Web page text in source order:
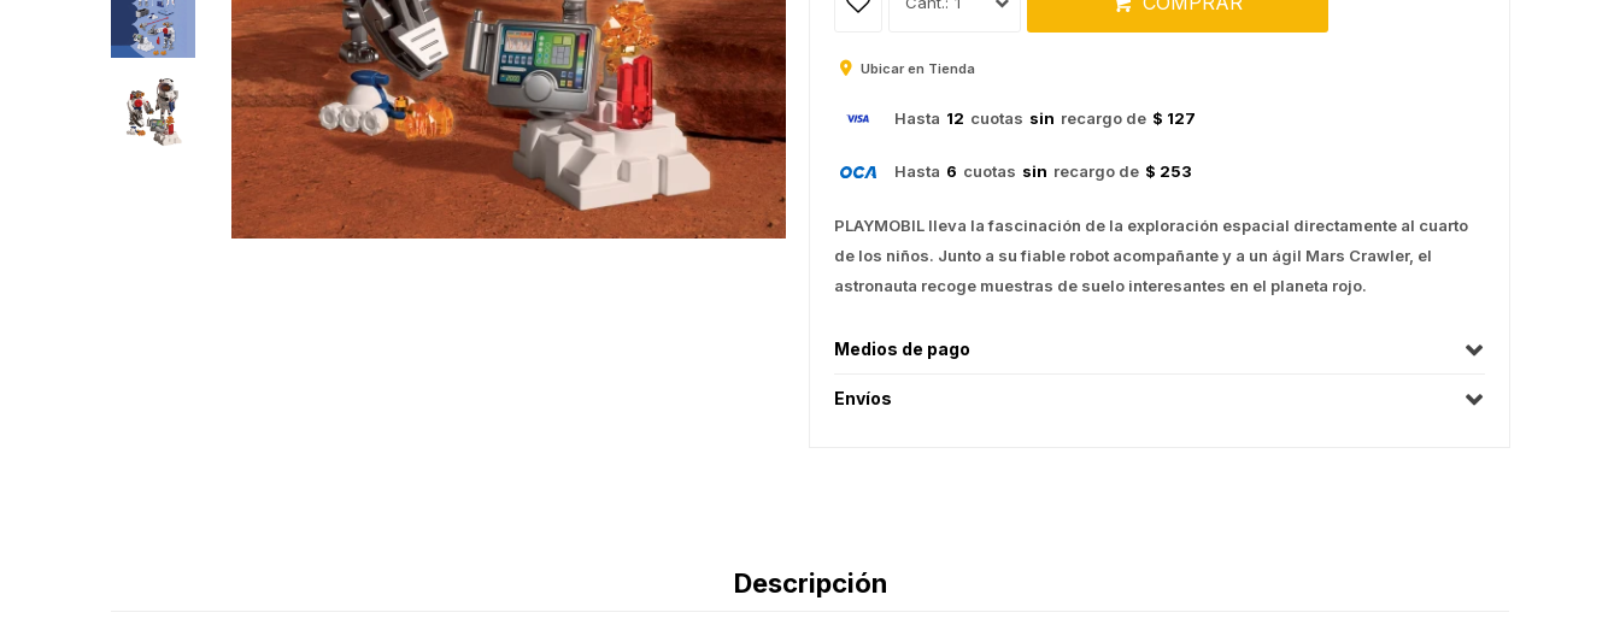
Ubicar en Tienda
Hasta 12 cuotas sin recargo de $ 127
Hasta 6 cuotas sin recargo de $ 253
PLAYMOBIL lleva la fascinación de la exploración espacial directamente al cuarto
de los niños. Junto a su fiable robot acompañante y a un ágil Mars Crawler, el
astronauta recoge muestras de suelo interesantes en el planeta rojo.
Medios de pago
Envíos
Descripción